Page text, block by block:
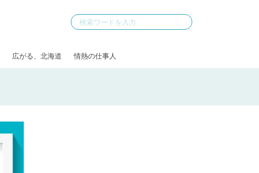
広がる、北海道 情熱の仕事人